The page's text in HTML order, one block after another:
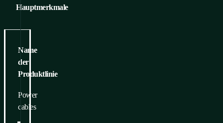
Hauptmerkmale
Name
der
Produktlinie
Power
cables